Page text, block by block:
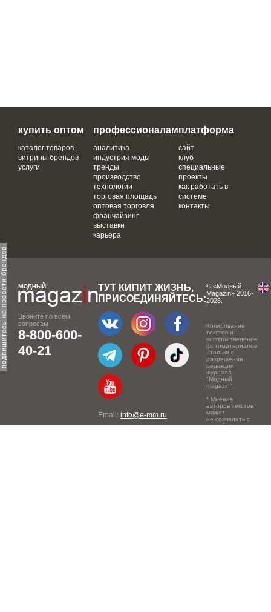
подпишитесь на новости брендов
купить оптом
каталог товаров
витрины брендов
услуги
профессионалам
аналитика
индустрия моды
тренды
производство
технологии
торговая площадь
оптовая торговля
франчайзинг
выставки
карьера
платформа
сайт
клуб
специальные
проекты
как работать в
системе
контакты
Звоните по всем
вопросам
8-800-600-
40-21
ТУТ КИПИТ ЖИЗНЬ,
ПРИСОЕДИНЯЙТЕСЬ:
Email: info@e-mm.ru
© «Модный
Magazin» 2016-
2026.
Копирование
текстов и
воспроизведение
фотоматериалов
- только с
разрешения
редакции
журнала
"Модный
magazin".
* Мнение
авторов текстов
может
не совпадать с
точкой зрения